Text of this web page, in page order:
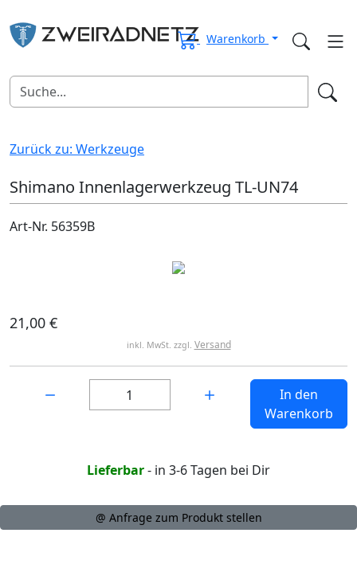
Warenkorb
Zurück zu: Werkzeuge
Shimano Innenlagerwerkzeug TL-UN74
Art-Nr. 56359B
21,00 €
inkl. MwSt. zzgl. Versand
In den
Warenkorb
Lieferbar- in 3-6 Tagen bei Dir
@ Anfrage zum Produkt stellen